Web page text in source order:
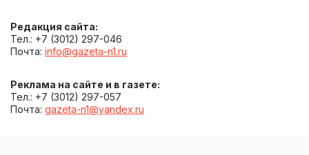
Редакция сайта:
Тел.: +7 (3012) 297-046
Почта: info@gazeta-n1.ru
Реклама на сайте и в газете:
Тел.: +7 (3012) 297-057
Почта: gazeta-n1@yandex.ru